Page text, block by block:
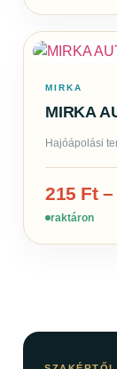
MIRKA
MIRKA
Hajóápolási
215 Ft
raktáron